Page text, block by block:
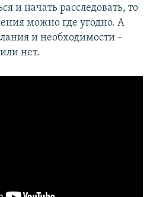
и начать расследовать, то
можно где угодно. А
и необходимости –
нет.​